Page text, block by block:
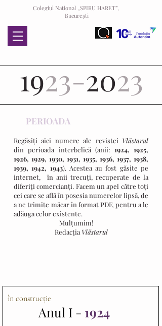
Colegiul Național „SPIRU HARET”,
București
1923-2023
PERIOADA
Regăsiți aici numere ale revistei Vlăstarul
din perioada interbelică (anii: 1924, 1925,
1926, 1929, 1930, 1931, 1935, 1936, 1937, 1938,
1939, 1942, 1943). Acestea au fost găsite pe
internet, în anii trecuți, recuperate de la
diferiți comercianți. Facem un apel către toți
cei care se află în posesia numerelor lipsă, de
a ne trimite măcar în format PDF, pentru a le
adăuga celor existente.
Mulțumim!
Redacția Vlăstarul
Anul I - 1924
în construcție